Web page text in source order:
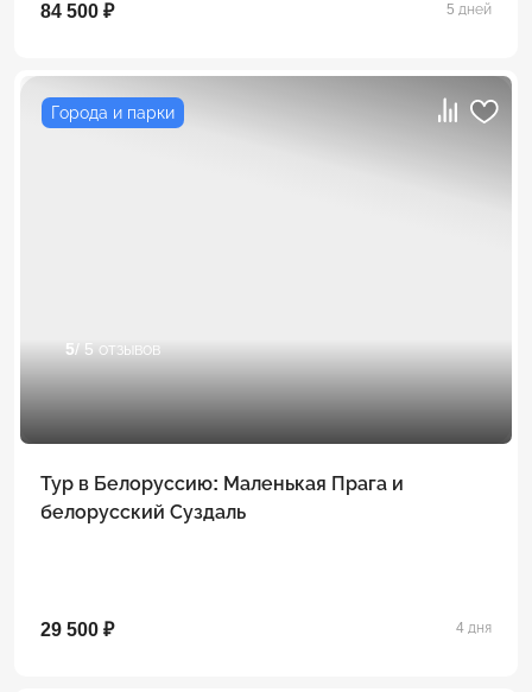
84 500 ₽ 5 дней
Города и парки
5/ 5 отзывов
Тур в Белоруссию: Маленькая Прага и
белорусский Суздаль
29 500 ₽ 4 дня